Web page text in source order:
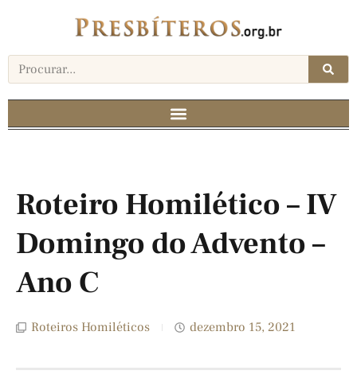
Roteiro Homilético – IV
Domingo do Advento –
Ano C
Roteiros Homiléticos dezembro 15, 2021